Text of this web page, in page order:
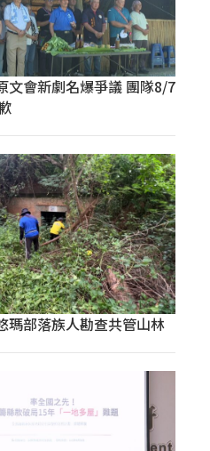
文會新劇名爆爭議 團隊8/7
瑪部落族人勘查共管山林